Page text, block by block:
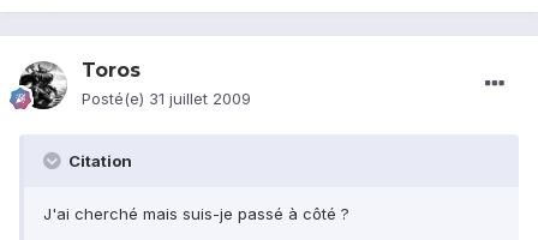
Toros
Posté(e) 31 juillet 2009
Citation
J'ai cherché mais suis-je passé à côté ?